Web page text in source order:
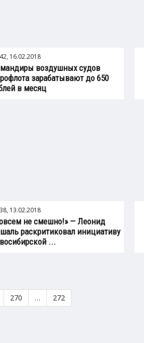
16.02.2018
воздушных судов
зарабатывают до 650
в месяц
13.02.2018
не смешно!» — Леонид
раскритиковал инициативу
...
270 … 272